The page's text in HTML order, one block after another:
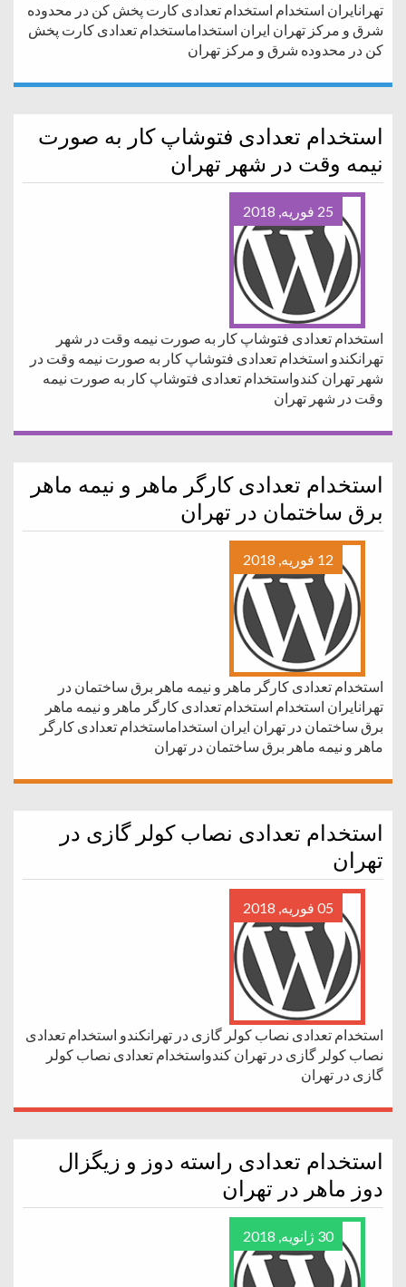
تهرانایران استخدام استخدام تعدادی کارت پخش کن در محدوده
شرق و مرکز تهران ایران استخداماستخدام تعدادی کارت پخش
کن در محدوده شرق و مرکز تهران
استخدام تعدادی فتوشاپ کار به صورت
نیمه وقت در شهر تهران
25 فوریه, 2018
استخدام تعدادی فتوشاپ کار به صورت نیمه وقت در شهر
تهرانکندو استخدام تعدادی فتوشاپ کار به صورت نیمه وقت در
شهر تهران کندواستخدام تعدادی فتوشاپ کار به صورت نیمه
وقت در شهر تهران
استخدام تعدادی کارگر ماهر و نیمه ماهر
برق ساختمان در تهران
12 فوریه, 2018
استخدام تعدادی کارگر ماهر و نیمه ماهر برق ساختمان در
تهرانایران استخدام استخدام تعدادی کارگر ماهر و نیمه ماهر
برق ساختمان در تهران ایران استخداماستخدام تعدادی کارگر
ماهر و نیمه ماهر برق ساختمان در تهران
استخدام تعدادی نصاب کولر گازی در
تهران
05 فوریه, 2018
استخدام تعدادی نصاب کولر گازی در تهرانکندو استخدام تعدادی
نصاب کولر گازی در تهران کندواستخدام تعدادی نصاب کولر
گازی در تهران
استخدام تعدادی راسته دوز و زیگزال
دوز ماهر در تهران
30 ژانویه, 2018